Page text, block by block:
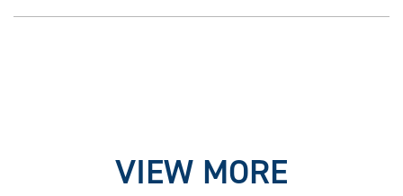
VIEW MORE